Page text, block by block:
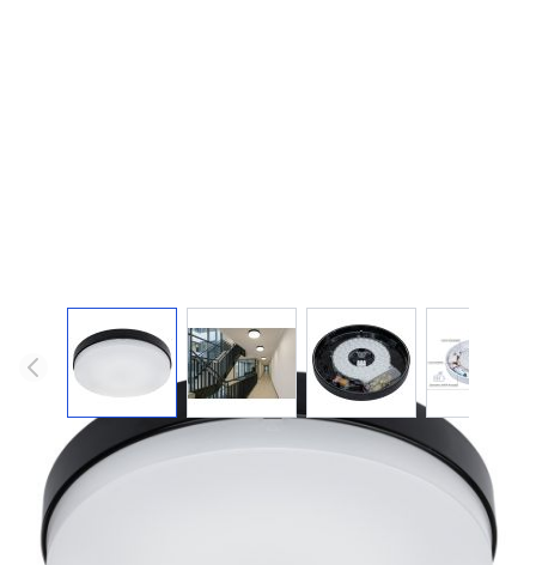
SATURNUS led plafonnière / zwart
De Saturnus LED plafonnière combineert strak design met
maximale flexibiliteit. Het armatuur heeft een zwarte